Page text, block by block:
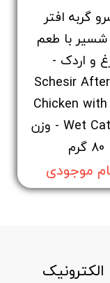
گربه افتر
شسیر با طعم
و اردک -
Schesir
Chicken
Wet Cat Food - وزن
80 گرم
موجودی
الکترونیک